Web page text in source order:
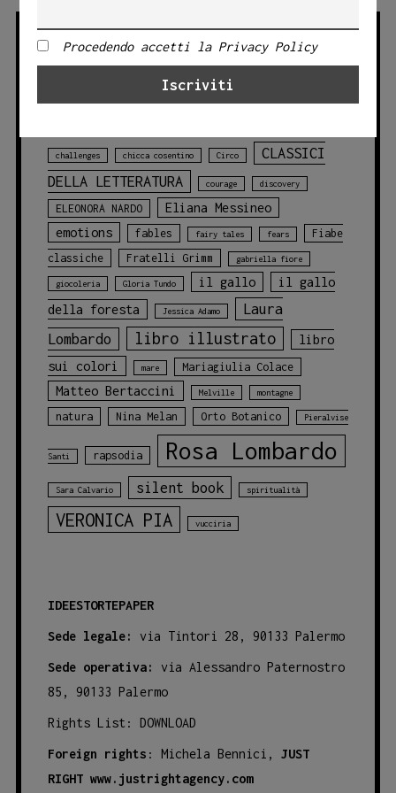
TAG PRODOTTO
Angelo Bruno animali
challenges chicca cosentino Circo
CLASSICI
DELLA LETTERATURA
courage discovery
ELEONORA NARDO
Eliana Messineo
emotions
fables fairy tales fears
Fiabe
classiche
Fratelli Grimm gabriella fiore
giocoleria Gloria Tundo il gallo
il gallo
della foresta
Jessica Adamo
Laura
Lombardo
libro illustrato
libro
sui colori
mare Mariagiulia Colace
Matteo Bertaccini Melville montagne
natura Nina Melan Orto Botanico Pieralvise
Santi rapsodia Rosa Lombardo
Sara Calvario silent book spiritualità
VERONICA PIA vucciria
IDEESTORTEPAPER
Sede legale: via Tintori 28, 90133 Palermo
Sede operativa:
via Alessandro Paternostro
85, 90133 Palermo
Rights List: DOWNLOAD
Foreign rights : Michela Bennici, JUST
RIGHT www.justrightagency.com
Procedendo accetti la Privacy Policy